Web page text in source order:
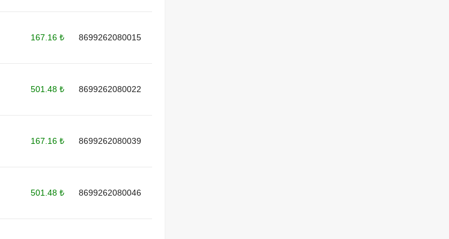
167.16 ₺ 8699262080015
501.48 ₺ 8699262080022
167.16 ₺ 8699262080039
501.48 ₺ 8699262080046